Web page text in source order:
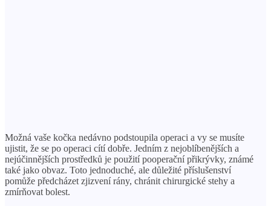
Možná vaše kočka nedávno podstoupila operaci a vy se musíte
ujistit, že se po operaci cítí dobře. Jedním z nejoblíbenějších a
nejúčinnějších prostředků je použití pooperační přikrývky, známé
také jako obvaz. Toto jednoduché, ale důležité příslušenství
pomůže předcházet zjizvení rány, chránit chirurgické stehy a
zmírňovat bolest.